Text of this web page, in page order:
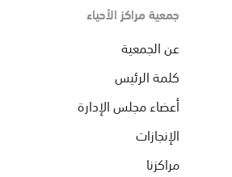
جمعية مراكز الأحياء
عن الجمعية
كلمة الرئيس
أعضاء مجلس الإدارة
الإنجازات
مراكزنا